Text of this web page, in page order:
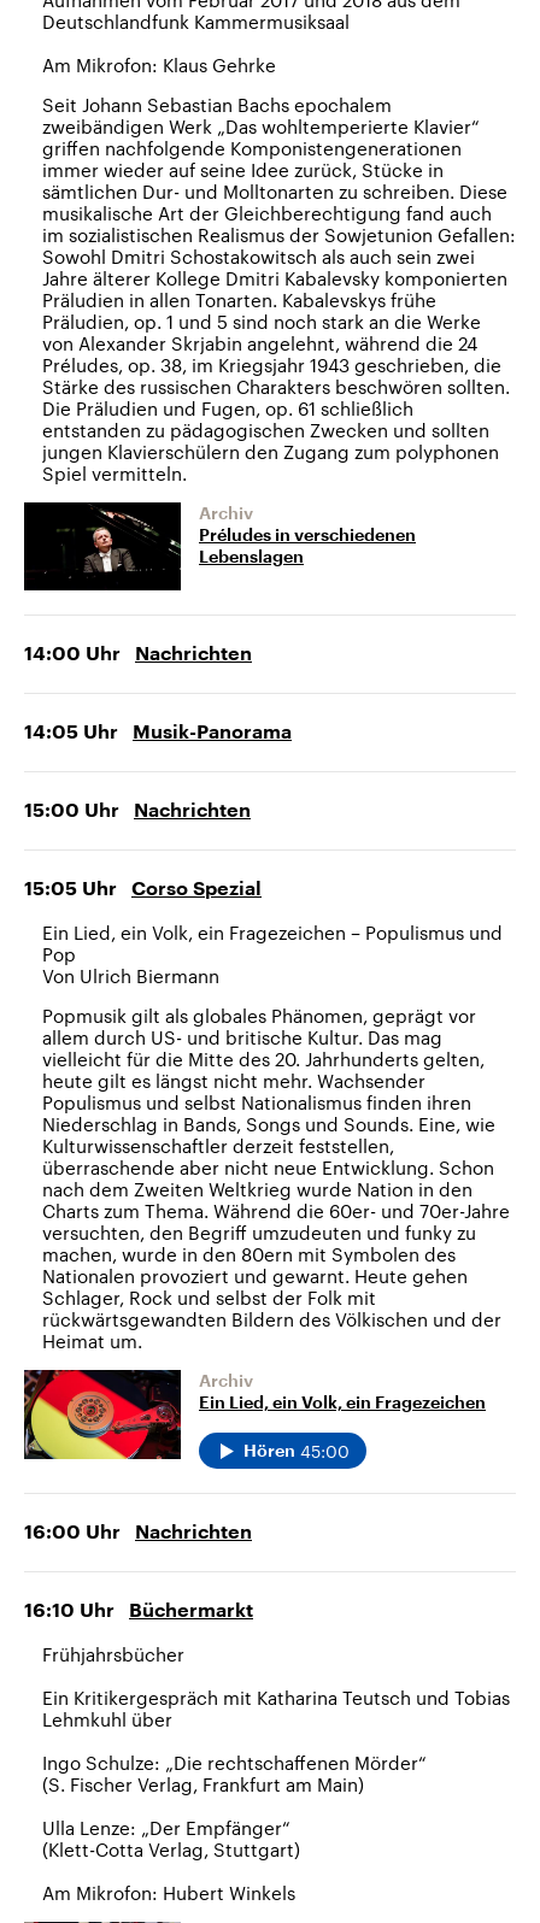
Deutschlandfunk Kammermusiksaal
Am Mikrofon: Klaus Gehrke
Seit Johann Sebastian Bachs epochalem
zweibändigen Werk „Das wohltemperierte Klavier“
griffen nachfolgende Komponistengenerationen
immer wieder auf seine Idee zurück, Stücke in
sämtlichen Dur- und Molltonarten zu schreiben. Diese
musikalische Art der Gleichberechtigung fand auch
im sozialistischen Realismus der Sowjetunion Gefallen:
Sowohl Dmitri Schostakowitsch als auch sein zwei
Jahre älterer Kollege Dmitri Kabalevsky komponierten
Präludien in allen Tonarten. Kabalevskys frühe
Präludien, op. 1 und 5 sind noch stark an die Werke
von Alexander Skrjabin angelehnt, während die 24
Préludes, op. 38, im Kriegsjahr 1943 geschrieben, die
Stärke des russischen Charakters beschwören sollten.
Die Präludien und Fugen, op. 61 schließlich
entstanden zu pädagogischen Zwecken und sollten
jungen Klavierschülern den Zugang zum polyphonen
Spiel vermitteln.
Archiv
Préludes in verschiedenen
Lebenslagen
14:00 Uhr Nachrichten
14:05 Uhr Musik-Panorama
15:00 Uhr Nachrichten
15:05 Uhr Corso Spezial
Ein Lied, ein Volk, ein Fragezeichen – Populismus und
Pop
Von Ulrich Biermann
Popmusik gilt als globales Phänomen, geprägt vor
allem durch US- und britische Kultur. Das mag
vielleicht für die Mitte des 20. Jahrhunderts gelten,
heute gilt es längst nicht mehr. Wachsender
Populismus und selbst Nationalismus finden ihren
Niederschlag in Bands, Songs und Sounds. Eine, wie
Kulturwissenschaftler derzeit feststellen,
überraschende aber nicht neue Entwicklung. Schon
nach dem Zweiten Weltkrieg wurde Nation in den
Charts zum Thema. Während die 60er- und 70er-Jahre
versuchten, den Begriff umzudeuten und funky zu
machen, wurde in den 80ern mit Symbolen des
Nationalen provoziert und gewarnt. Heute gehen
Schlager, Rock und selbst der Folk mit
rückwärtsgewandten Bildern des Völkischen und der
Heimat um.
Archiv
Ein Lied, ein Volk, ein Fragezeichen
Hören 45:00
16:00 Uhr Nachrichten
16:10 Uhr Büchermarkt
Frühjahrsbücher
Ein Kritikergespräch mit Katharina Teutsch und Tobias
Lehmkuhl über
Ingo Schulze: „Die rechtschaffenen Mörder“
(S. Fischer Verlag, Frankfurt am Main)
Ulla Lenze: „Der Empfänger“
(Klett-Cotta Verlag, Stuttgart)
Am Mikrofon: Hubert Winkels